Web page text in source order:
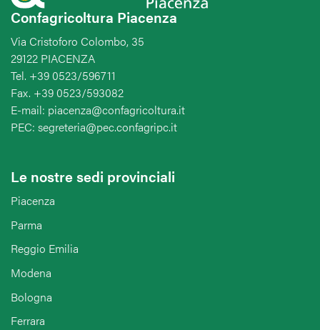
Confagricoltura Piacenza
Via Cristoforo Colombo, 35
29122 PIACENZA
Tel. +39 0523/596711
Fax. +39 0523/593082
E-mail: piacenza@confagricoltura.it
PEC: segreteria@pec.confagripc.it
Le nostre sedi provinciali
Piacenza
Parma
Reggio Emilia
Modena
Bologna
Ferrara